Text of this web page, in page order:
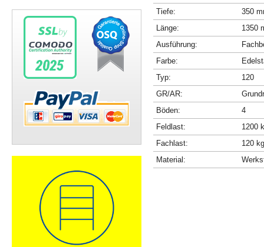
Tiefe:
350
Länge:
1350
Ausführung:
Farbe:
Typ:
120
GR/AR:
Böden:
4
Feldlast:
1200
Fachlast:
120 kg
Material: